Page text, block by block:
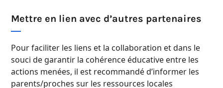
Mettre en lien avec d’autres partenaires
Pour faciliter les liens et la collaboration et dans le
souci de garantir la cohérence éducative entre les
actions menées, il est recommandé d’informer les
parents/proches sur les ressources locales